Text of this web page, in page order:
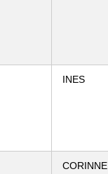
INES
CORINNE